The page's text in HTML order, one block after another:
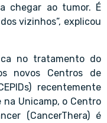
chegar ao tumor. É
vizinhos”, explicou
no tratamento do
novos Centros de
) recentemente
na Unicamp, o Centro
(CancerThera) é